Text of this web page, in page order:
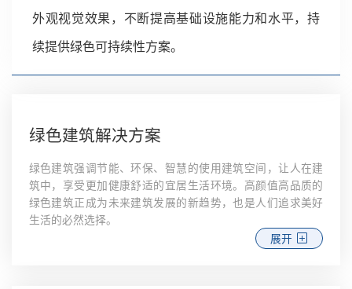
外观视觉效果，不断提高基础设施能力和水平，持
续提供绿色可持续性方案。
绿色建筑解决方案
绿色建筑强调节能、环保、智慧的使用建筑空间，让人在建
筑中，享受更加健康舒适的宜居生活环境。高颜值高品质的
绿色建筑正成为未来建筑发展的新趋势，也是人们追求美好
生活的必然选择。
展开